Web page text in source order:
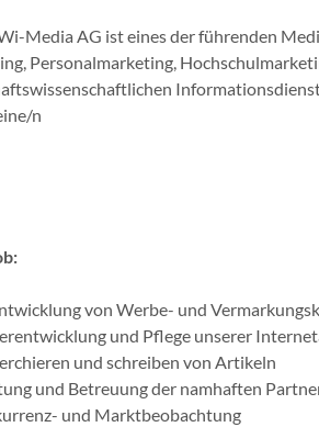
Media AG ist eines der führenden
Personalmarketing,
n
von Werbe- und
und Pflege unserer
und schreiben von Artikeln
und Betreuung der namhaften
und Marktbeobachtung